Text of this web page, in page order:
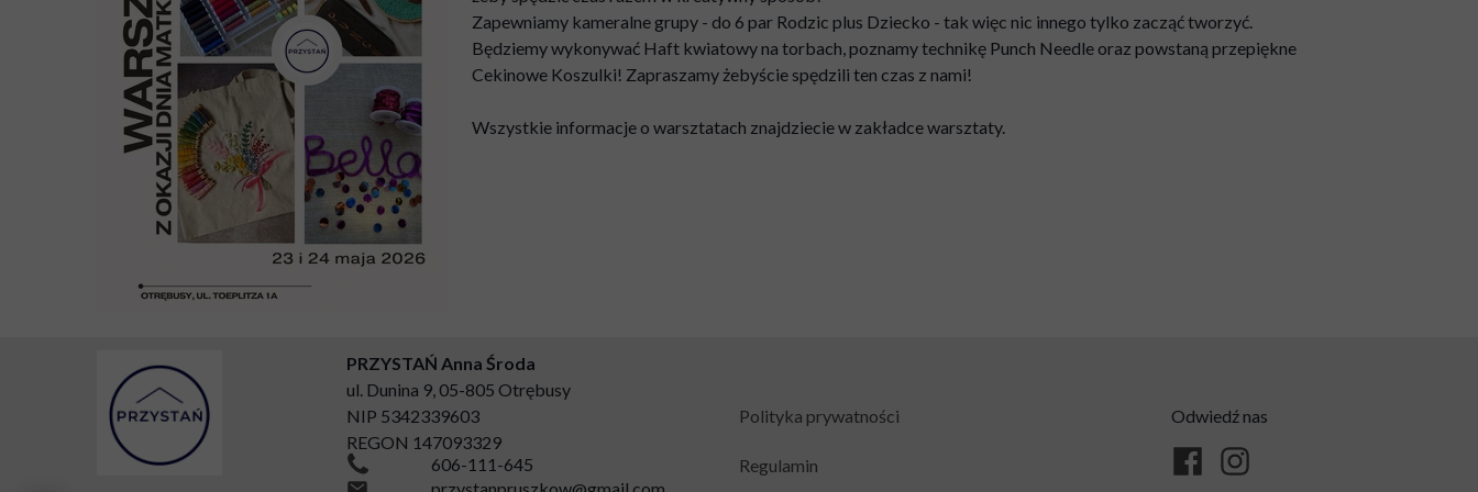
Zapewniamy kameralne grupy - do 6 par Rodzic plus Dziecko - tak więc nic innego tylko zacząć tworzyć.
Będziemy wykonywać Haft kwiatowy na torbach, poznamy technikę Punch Needle oraz powstaną przepiękne
Cekinowe Koszulki! Zapraszamy żebyście spędzili ten czas z nami!
Wszystkie informacje o warsztatach znajdziecie w zakładce warsztaty.
Regulamin
Polityka prywatności
PRZYSTAŃ Anna Środa
ul. Dunina 9, 05-805 Otrębusy
NIP 5342339603
REGON 147093329
606-111-645
Odwiedź nas